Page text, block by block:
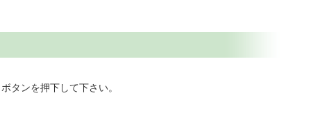
タンを押下して下さい。